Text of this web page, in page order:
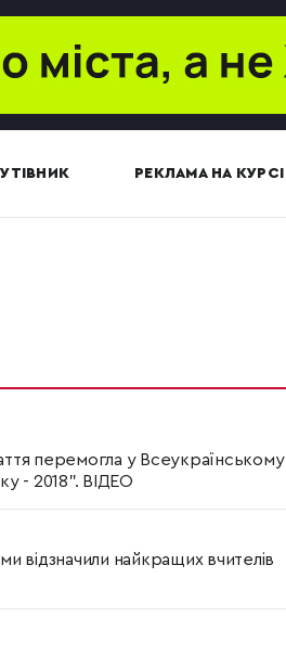
РЕКЛАМА НА КУРСІ
перемогла у Всеукраїнському
- 2018". ВІДЕО
відзначили найкращих вчителів